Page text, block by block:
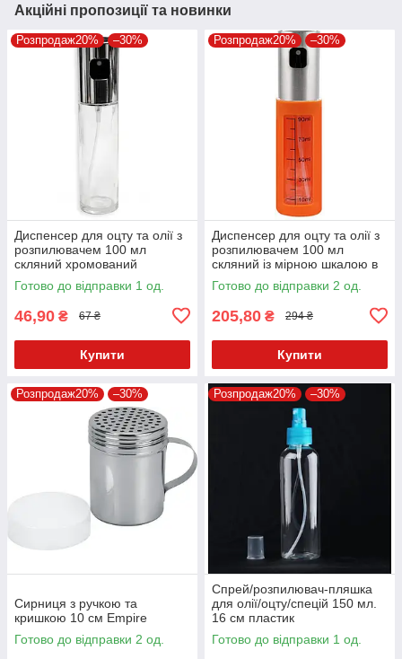
Акційні пропозиції та новинки
Розпродаж20% –30%
Диспенсер для оцту та олії з
розпилювачем 100 мл
скляний хромований
Готово до відправки 1 од.
46,90 ₴ 67 ₴
Купити
Розпродаж20% –30%
Диспенсер для оцту та олії з
розпилювачем 100 мл
скляний із мірною шкалою в
чохлі
Готово до відправки 2 од.
205,80 ₴ 294 ₴
Купити
Розпродаж20% –30%
Сирниця з ручкою та
кришкою 10 см Empire
Готово до відправки 2 од.
Розпродаж20% –30%
Спрей/розпилювач-пляшка
для олії/оцту/спецій 150 мл.
16 см пластик
Готово до відправки 1 од.